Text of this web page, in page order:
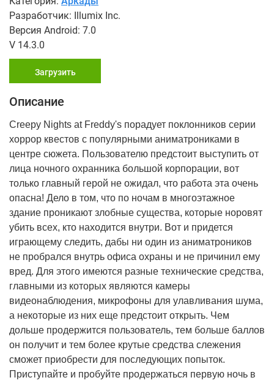
Разработчик: Illumix Inc.
Версия Android: 7.0
V 14.3.0
Загрузить
Описание
Creepy Nights at Freddy's порадует поклонников серии
хоррор квестов с популярными аниматрониками в
центре сюжета. Пользователю предстоит выступить от
лица ночного охранника большой корпорации, вот
только главный герой не ожидал, что работа эта очень
опасна! Дело в том, что по ночам в многоэтажное
здание проникают злобные существа, которые норовят
убить всех, кто находится внутри. Вот и придется
играющему следить, дабы ни один из аниматроников
не пробрался внутрь офиса охраны и не причинил ему
вред. Для этого имеются разные технические средства,
главными из которых являются камеры
видеонаблюдения, микрофоны для улавливания шума,
а некоторые из них еще предстоит открыть. Чем
дольше продержится пользователь, тем больше баллов
он получит и тем более крутые средства слежения
сможет приобрести для последующих попыток.
Приступайте и пробуйте продержаться первую ночь в